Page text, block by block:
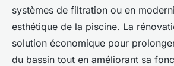
systèmes de filtration ou en
esthétique de la piscine. La
solution économique pour
du bassin tout en améliorant sa